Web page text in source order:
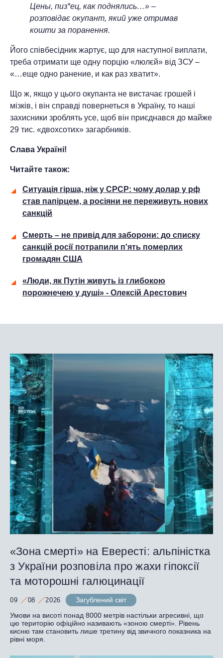
Цены, пиз*ец, как поднялись…» –
розповідає окупант, який уже отримав
кошти за поранення.
Його співбесідник жартує, що для наступної виплати,
треба отримати ще одну порцію «люлєй» від ЗСУ –
«…еще одно ранение, и как раз хватит».
Що ж, якщо у цього окупанта не вистачає грошей і
мізків, і він справді повернеться в Україну, то наші
захисники зроблять усе, щоб він приєднався до майже
29 тис. «двохсотих» загарбників.
Слава Україні!
Читайте також:
Ситуація гірша, ніж у СРСР: чому долар у рф
став папірцем, а росіяни не переживуть нових
санкцій
Смерть – не привід для заборони: до списку
санкцій росії потрапили п'ять померлих
громадян США
«Люди, як Путін живуть із глибокою
порожнечею у душі» - Олексій Арестович
«Зона смерті» на Евересті: альпіністка
з України розповіла про жахи гіпоксії
та моторошні галюцинації
09 08 2026
Загублений світ
Умови на висоті понад 8000 метрів настільки агресивні, що
цю територію офіційно називають «зоною смерті». Рівень
кисню там становить лише третину від звичного показника на
рівні моря.